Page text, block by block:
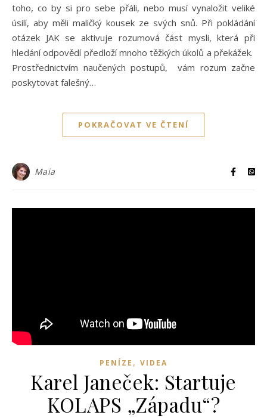
toho, co by si pro sebe přáli, nebo musí vynaložit veliké
úsilí, aby měli maličký kousek ze svých snů. Při pokládání
otázek JAK se aktivuje rozumová část mysli, která při
hledání odpovědí předloží mnoho těžkých úkolů a překážek.
Prostřednictvím naučených postupů, vám rozum začne
poskytovat falešný…
POKRAČOVAT VE ČTENÍ
Maia
PENÍZE , VIDEA
Karel Janeček: Startuje
KOLAPS „Západu“?